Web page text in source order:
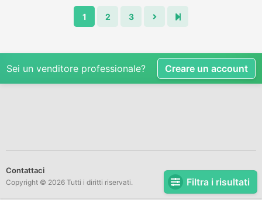
Filtra i risultati
1 2 3
Sei un venditore professionale? Creare un account
Contattaci
Copyright © 2026 Tutti i diritti riservati.